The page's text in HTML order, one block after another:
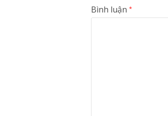
Bình luận *